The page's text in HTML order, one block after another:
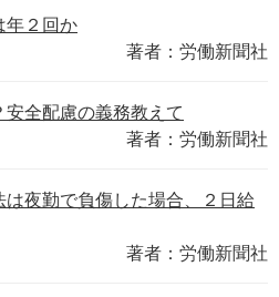
年２回か
著者：労働新聞社
全配慮の義務教えて
著者：労働新聞社
夜勤で負傷した場合、２日給
著者：労働新聞社